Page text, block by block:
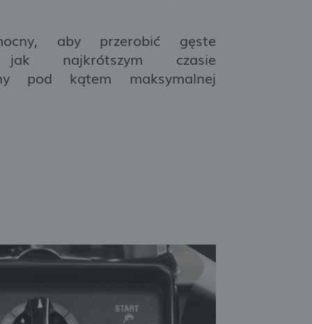
aby przerobić gęste
najkrótszym czasie
pod kątem maksymalnej